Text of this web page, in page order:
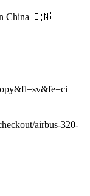
China 🇨🇳
airbus-320-